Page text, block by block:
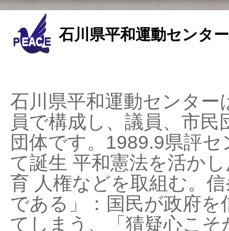
石川県平和運動センタ
石川県平和運動センタ
員で構成し、議員、市
団体です。1989.9県評
て誕生 平和憲法を活か
育 人権などを取組む。
である」：国民が政府
てしまう、「猜疑心こ